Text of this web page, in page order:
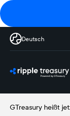
Deutsch
GTreasury heißt